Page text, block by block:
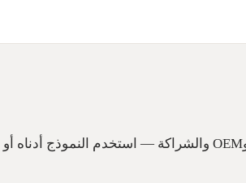
لاستفسارات الجملة وOEM والشراكة — استخدم النموذج أدناه أو